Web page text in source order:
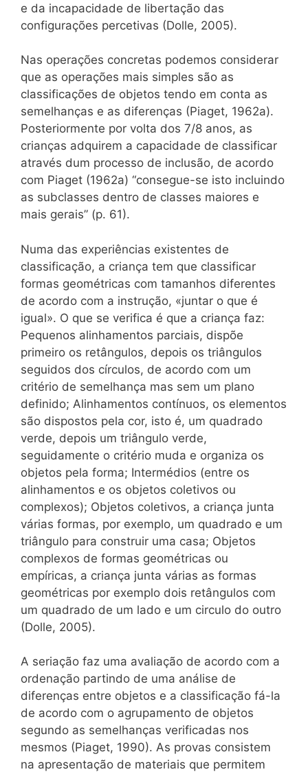
e da incapacidade de libertação das
configurações percetivas (Dolle, 2005).
Nas operações concretas podemos considerar
que as operações mais simples são as
classificações de objetos tendo em conta as
semelhanças e as diferenças (Piaget, 1962a).
Posteriormente por volta dos 7/8 anos, as
crianças adquirem a capacidade de classificar
através dum processo de inclusão, de acordo
com Piaget (1962a) “consegue-se isto incluindo
as subclasses dentro de classes maiores e
mais gerais” (p. 61).
Numa das experiências existentes de
classificação, a criança tem que classificar
formas geométricas com tamanhos diferentes
de acordo com a instrução, «juntar o que é
igual». O que se verifica é que a criança faz:
Pequenos alinhamentos parciais, dispõe
primeiro os retângulos, depois os triângulos
seguidos dos círculos, de acordo com um
critério de semelhança mas sem um plano
definido; Alinhamentos contínuos, os elementos
são dispostos pela cor, isto é, um quadrado
verde, depois um triângulo verde,
seguidamente o critério muda e organiza os
objetos pela forma; Intermédios (entre os
alinhamentos e os objetos coletivos ou
complexos); Objetos coletivos, a criança junta
várias formas, por exemplo, um quadrado e um
triângulo para construir uma casa; Objetos
complexos de formas geométricas ou
empíricas, a criança junta várias as formas
geométricas por exemplo dois retângulos com
um quadrado de um lado e um circulo do outro
(Dolle, 2005).
A seriação faz uma avaliação de acordo com a
ordenação partindo de uma análise de
diferenças entre objetos e a classificação fá-la
de acordo com o agrupamento de objetos
segundo as semelhanças verificadas nos
mesmos (Piaget, 1990). As provas consistem
na apresentação de materiais que permitem